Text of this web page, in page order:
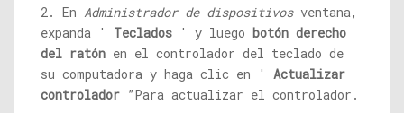
2. En Administrador de dispositivosventana,
expanda ' Teclados ' y luego botón derecho
del ratón en el controlador del teclado de
su computadora y haga clic en ' Actualizar
controlador ”Para actualizar el controlador.